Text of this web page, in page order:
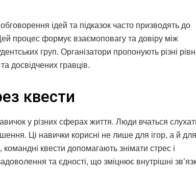
ідей та підказок часто призводять до
процес формує взаємоповагу та довіру між
груп. Організатори пропонують різні
досвідчених гравців.
квести
у різних сферах життя. Люди вчаться
Ці навички корисні не лише для ігор, а й для
квести допомагають знімати стрес і
та єдності, що зміцнює внутрішні